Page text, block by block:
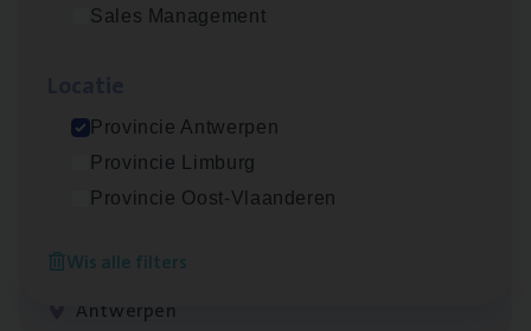
Sales Management
Provincie Antwerpen
Provincie Limburg
Provincie Oost-Vlaanderen
Wis alle filters
Cus­to­mer Care Expert
Antwerpen
Claims Management
Antwerpen